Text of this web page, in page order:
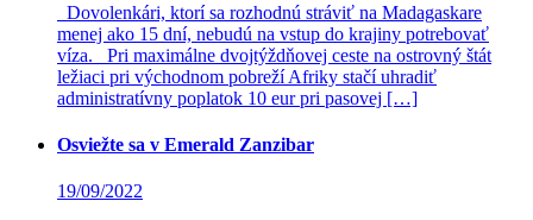
Dovolenkári, ktorí sa rozhodnú stráviť na Madagaskare
menej ako 15 dní, nebudú na vstup do krajiny potrebovať
víza. Pri maximálne dvojtýždňovej ceste na ostrovný štát
ležiaci pri východnom pobreží Afriky stačí uhradiť
administratívny poplatok 10 eur pri pasovej […]
Osviežte sa v Emerald Zanzibar
19/09/2022